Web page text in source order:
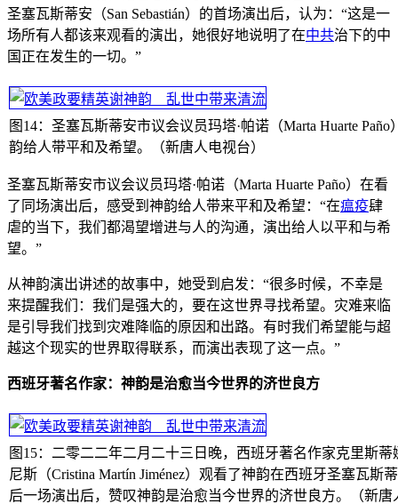
圣塞瓦斯蒂安（San Sebastián）的首场演出后，认为：“这是一
场所有人都该来观看的演出，她很好地说明了在中共治下的中
国正在发生的一切。”
图14：圣塞瓦斯蒂安市议会议员玛塔·帕诺（Marta Huarte Paño
韵给人带平和及希望。（新唐人电视台）
圣塞瓦斯蒂安市议会议员玛塔·帕诺（Marta Huarte Paño）在看
了同场演出后，感受到神韵给人带来平和及希望：“在瘟疫肆
虐的当下，我们都渴望增进与人的沟通，演出给人以平和与希
望。”
从神韵演出讲述的故事中，她受到启发：“很多时候，不幸是
来提醒我们：我们是强大的，要在这世界寻找希望。灾难来临
是引导我们找到灾难降临的原因和出路。有时我们希望能与超
越这个现实的世界取得联系，而演出表现了这一点。”
西班牙著名作家：神韵是治愈当今世界的济世良方
图15：二零二二年二月二十三日晚，西班牙著名作家克里斯蒂
尼斯（Cristina Martín Jiménez）观看了神韵在西班牙圣塞瓦斯
后一场演出后，赞叹神韵是治愈当今世界的济世良方。（新唐